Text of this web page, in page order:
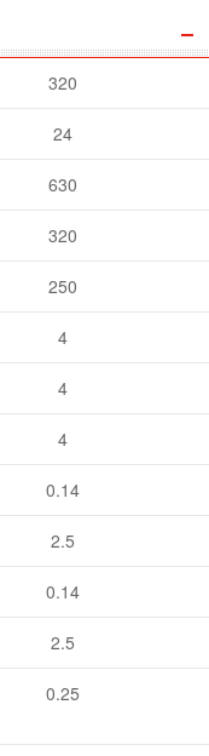
320
24
630
320
250
4
4
4
0.14
2.5
0.14
2.5
0.25